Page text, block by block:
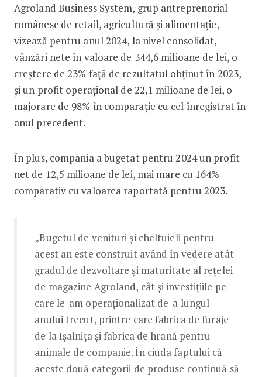
Agroland Business System vrea
Agroland Business System, grup antreprenorial
românesc de retail, agricultură și alimentație,
vizează pentru anul 2024, la nivel consolidat,
vânzări nete în valoare de 344,6 milioane de lei, o
creștere de 23% față de rezultatul obținut în 2023,
și un profit operațional de 22,1 milioane de lei, o
majorare de 98% în comparație cu cel înregistrat în
anul precedent.
În plus, compania a bugetat pentru 2024 un profit
net de 12,5 milioane de lei, mai mare cu 164%
comparativ cu valoarea raportată pentru 2023.
„Bugetul de venituri și cheltuieli pentru
acest an este construit având în vedere atât
gradul de dezvoltare și maturitate al rețelei
de magazine Agroland, cât și investițiile pe
care le-am operaționalizat de-a lungul
anului trecut, printre care fabrica de furaje
de la Ișalnița și fabrica de hrană pentru
animale de companie. În ciuda faptului că
aceste două categorii de produse continuă să